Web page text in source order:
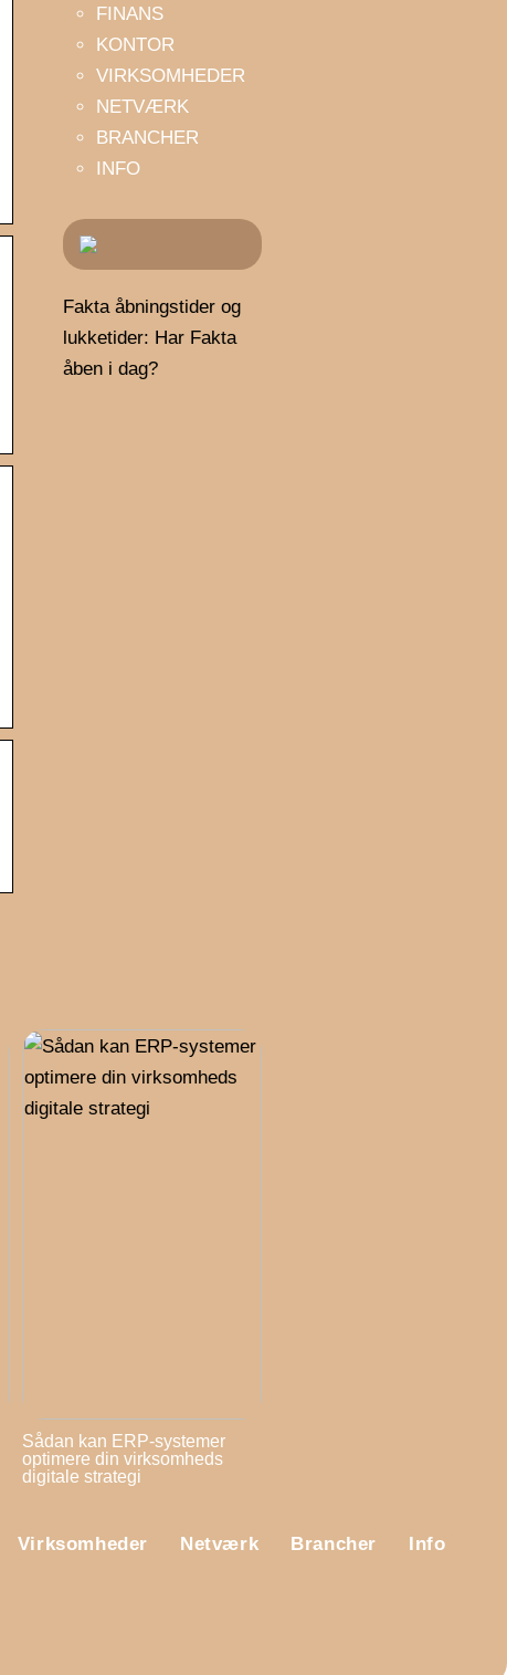
FINANS
KONTOR
VIRKSOMHEDER
NETVÆRK
BRANCHER
INFO
Fakta åbningstider og
lukketider: Har Fakta
åben i dag?
Sådan kan ERP-systemer
optimere din virksomheds
digitale strategi
Virksomheder Netværk Brancher Info